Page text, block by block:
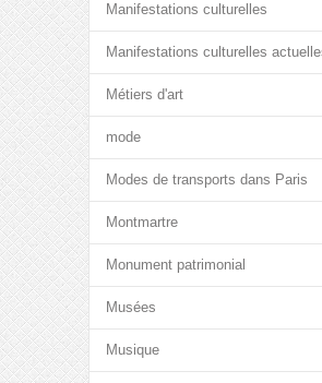
Manifestations culturelles
Manifestations culturelles
Métiers d'art
mode
Modes de transports dans Paris
Montmartre
Monument patrimonial
Musées
Musique